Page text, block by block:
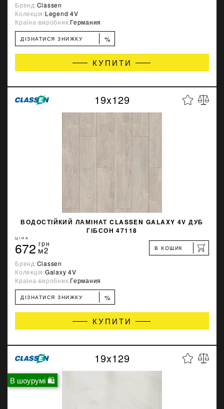
Бренд:Classen
Колекція:Legend 4V
Країна-виробник:Германия
ДІЗНАТИСЯ ЗНИЖКУ %
КУПИТИ
19x129
ВОДОСТІЙКИЙ ЛАМІНАТ CLASSEN GALAXY 4V ДУБ
ГІБСОН 47118
ЦІНА
672 грн
м2 В КОШИК
Бренд:Classen
Колекція:Galaxy 4V
Країна-виробник:Германия
ДІЗНАТИСЯ ЗНИЖКУ %
КУПИТИ
В шоурумі 🛍
19x129